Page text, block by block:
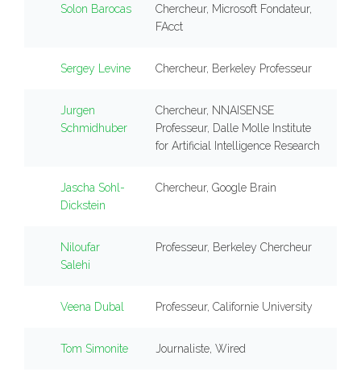
Solon Barocas
Chercheur, Microsoft Fondateur,
FAcct
Sergey Levine Chercheur, Berkeley Professeur
Jurgen
Schmidhuber
Chercheur, NNAISENSE
Professeur, Dalle Molle Institute
for Artificial Intelligence Research
Jascha Sohl-
Dickstein
Chercheur, Google Brain
Niloufar
Salehi
Professeur, Berkeley Chercheur
Veena Dubal Professeur, Californie University
Tom Simonite Journaliste, Wired